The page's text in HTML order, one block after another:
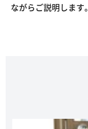
ながらご説明します。